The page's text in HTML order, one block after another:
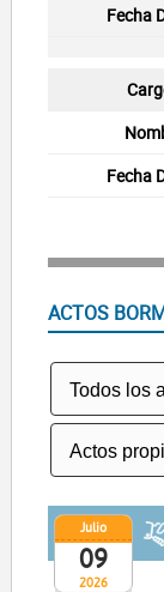
ACTOS
2026
Julio
09